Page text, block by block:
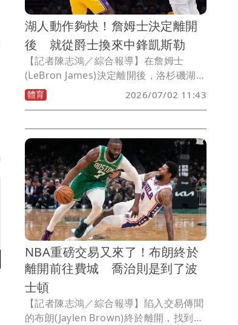
湖人動作夠快！詹姆士決定
後 就從爵士換來中鋒凱斯勒
體育
湖人動作夠快！詹姆士決定離開
後 就從爵士換來中鋒凱斯勒
【記者陳志鴻／綜合報導】在詹姆士
(LeBron James)決定離開後，洛杉磯湖人
美國時間週三通過1筆重磅交易，以及與3
名自由球員簽約，開始了重組陣容的進
體育 2026/07/02 11:43
NBA重磅交易又來了！布朗終於
離開前往費城 喬治則是到了波
士頓
【記者陳志鴻／綜合報導】陷入交易傳聞
的布朗(Jaylen Brown)終於離開，找到了